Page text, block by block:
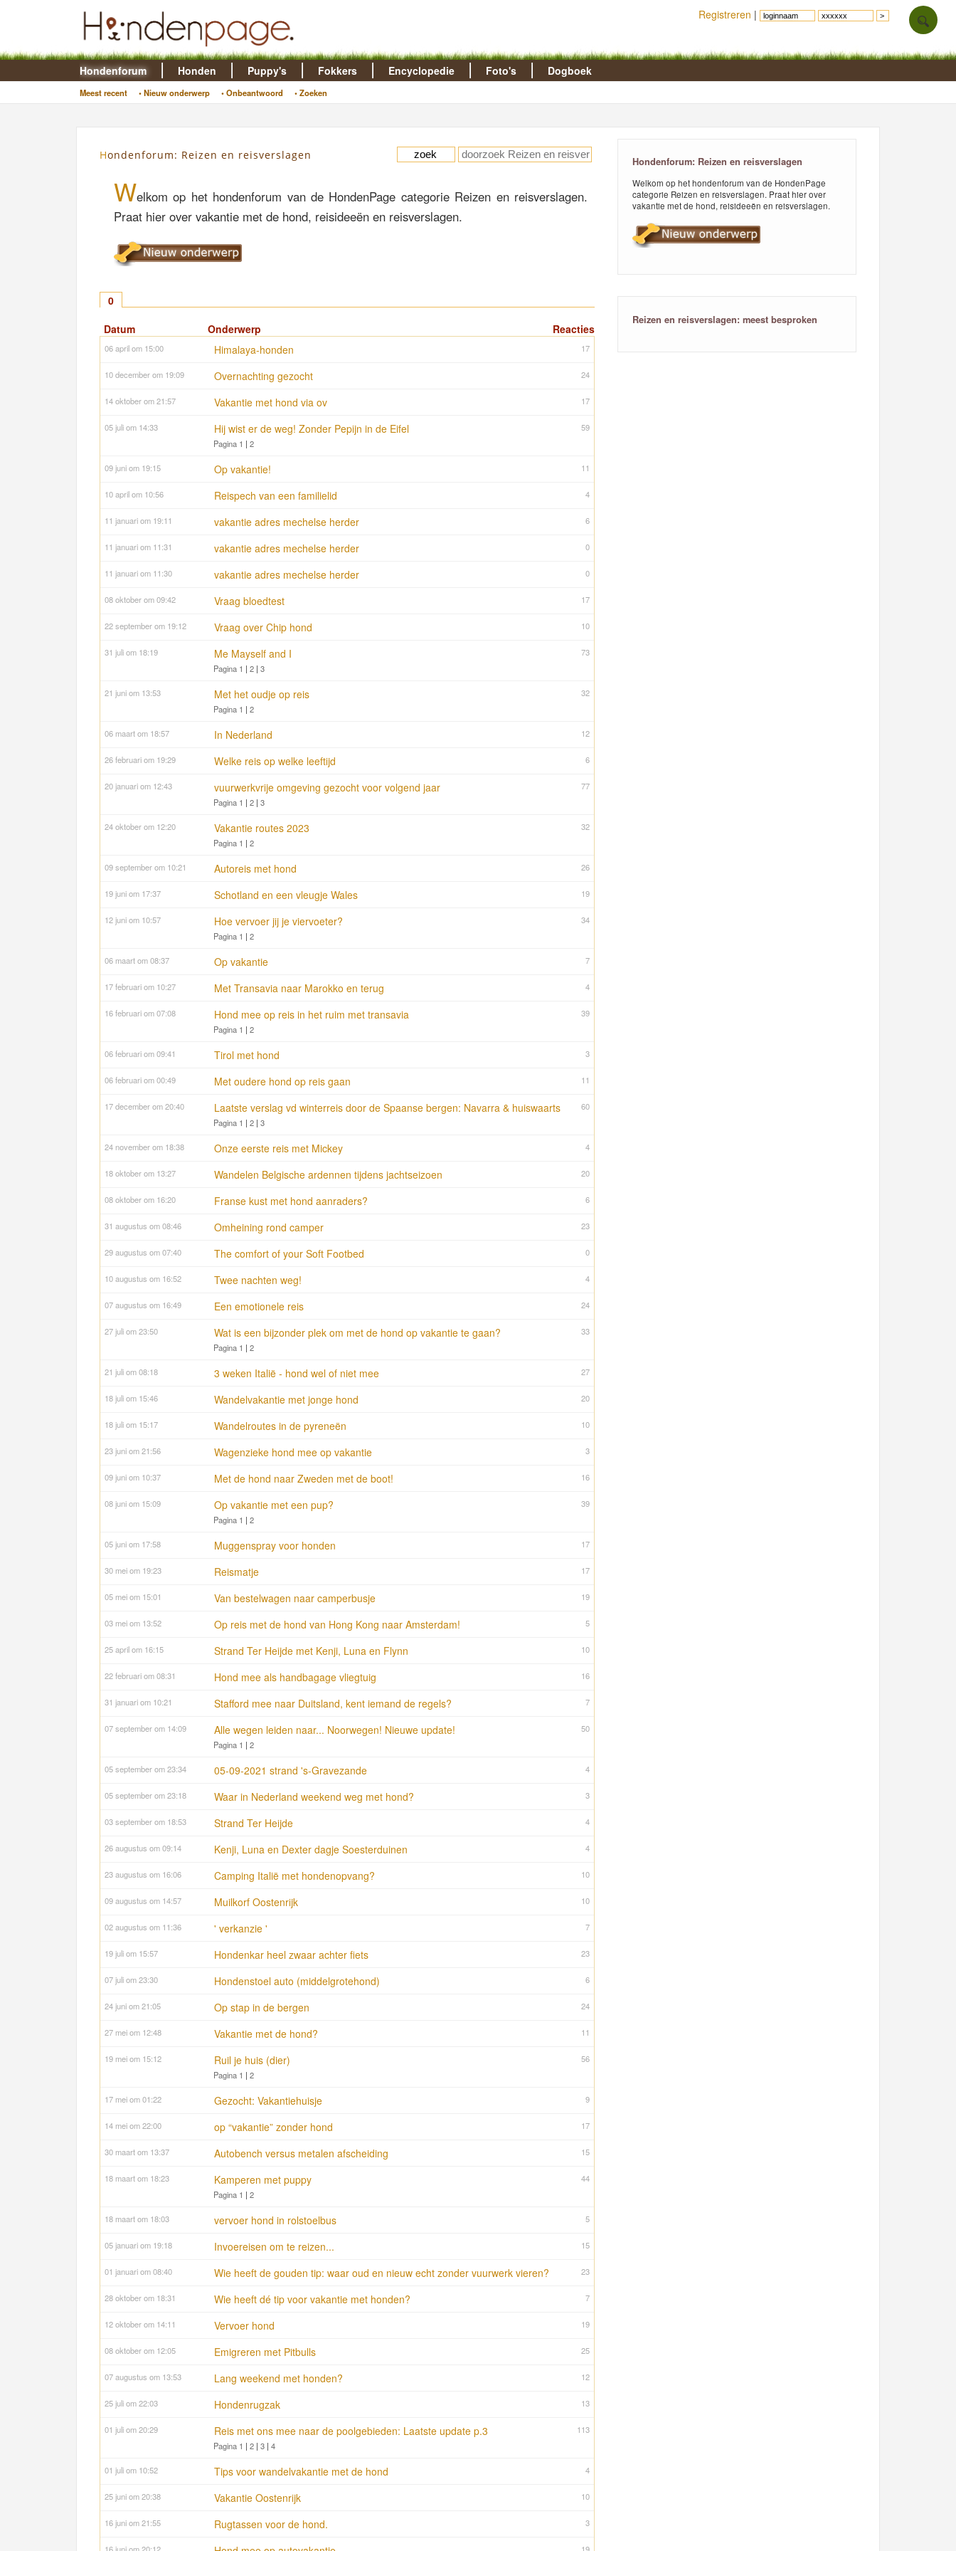
Hondenforum
Meest recent • Nieuw onderwerp • Onbeantwoord • Zoeken
Honden Puppy's Fokkers Encyclopedie Foto's Dogboek
Hondenforum: Reizen en reisverslagen
Welkom op het hondenforum van de HondenPage categorie Reizen en reisverslagen.
Praat hier over vakantie met de hond, reisideeën en reisverslagen.
0
Reacties
Datum Onderwerp
17
06 april om 15:00 Himalaya-honden
24
10 december om 19:09 Overnachting gezocht
17
14 oktober om 21:57 Vakantie met hond via ov
59
05 juli om 14:33 Hij wist er de weg! Zonder Pepijn in de Eifel
Pagina 1 | 2
11
09 juni om 19:15 Op vakantie!
4
10 april om 10:56 Reispech van een familielid
6
11 januari om 19:11 vakantie adres mechelse herder
0
11 januari om 11:31 vakantie adres mechelse herder
0
11 januari om 11:30 vakantie adres mechelse herder
17
08 oktober om 09:42 Vraag bloedtest
10
22 september om 19:12 Vraag over Chip hond
73
31 juli om 18:19 Me Mayself and I
Pagina 1 | 2 | 3
32
21 juni om 13:53 Met het oudje op reis
Pagina 1 | 2
12
06 maart om 18:57 In Nederland
6
26 februari om 19:29 Welke reis op welke leeftijd
77
20 januari om 12:43 vuurwerkvrije omgeving gezocht voor volgend jaar
Pagina 1 | 2 | 3
32
24 oktober om 12:20 Vakantie routes 2023
Pagina 1 | 2
26
09 september om 10:21 Autoreis met hond
19
19 juni om 17:37 Schotland en een vleugje Wales
34
12 juni om 10:57 Hoe vervoer jij je viervoeter?
Pagina 1 | 2
7
06 maart om 08:37 Op vakantie
4
17 februari om 10:27 Met Transavia naar Marokko en terug
39
16 februari om 07:08 Hond mee op reis in het ruim met transavia
Pagina 1 | 2
3
06 februari om 09:41 Tirol met hond
11
06 februari om 00:49 Met oudere hond op reis gaan
60
17 december om 20:40 Laatste verslag vd winterreis door de Spaanse bergen: Navarra & huiswaarts
Pagina 1 | 2 | 3
4
24 november om 18:38 Onze eerste reis met Mickey
20
18 oktober om 13:27 Wandelen Belgische ardennen tijdens jachtseizoen
6
08 oktober om 16:20 Franse kust met hond aanraders?
23
31 augustus om 08:46 Omheining rond camper
0
29 augustus om 07:40 The comfort of your Soft Footbed
4
10 augustus om 16:52 Twee nachten weg!
24
07 augustus om 16:49 Een emotionele reis
33
27 juli om 23:50 Wat is een bijzonder plek om met de hond op vakantie te gaan?
Pagina 1 | 2
27
21 juli om 08:18 3 weken Italië - hond wel of niet mee
20
18 juli om 15:46 Wandelvakantie met jonge hond
10
18 juli om 15:17 Wandelroutes in de pyreneën
3
23 juni om 21:56 Wagenzieke hond mee op vakantie
16
09 juni om 10:37 Met de hond naar Zweden met de boot!
39
08 juni om 15:09 Op vakantie met een pup?
Pagina 1 | 2
17
05 juni om 17:58 Muggenspray voor honden
17
30 mei om 19:23 Reismatje
19
05 mei om 15:01 Van bestelwagen naar camperbusje
5
03 mei om 13:52 Op reis met de hond van Hong Kong naar Amsterdam!
10
25 april om 16:15 Strand Ter Heijde met Kenji, Luna en Flynn
16
22 februari om 08:31 Hond mee als handbagage vliegtuig
7
31 januari om 10:21 Stafford mee naar Duitsland, kent iemand de regels?
50
07 september om 14:09 Alle wegen leiden naar... Noorwegen! Nieuwe update!
Pagina 1 | 2
4
05 september om 23:34 05-09-2021 strand 's-Gravezande
3
05 september om 23:18 Waar in Nederland weekend weg met hond?
4
03 september om 18:53 Strand Ter Heijde
4
26 augustus om 09:14 Kenji, Luna en Dexter dagje Soesterduinen
10
23 augustus om 16:06 Camping Italië met hondenopvang?
10
09 augustus om 14:57 Muilkorf Oostenrijk
7
02 augustus om 11:36 ' verkanzie '
23
19 juli om 15:57 Hondenkar heel zwaar achter fiets
6
07 juli om 23:30 Hondenstoel auto (middelgrotehond)
24
24 juni om 21:05 Op stap in de bergen
11
27 mei om 12:48 Vakantie met de hond?
56
19 mei om 15:12 Ruil je huis (dier)
Pagina 1 | 2
9
17 mei om 01:22 Gezocht: Vakantiehuisje
17
14 mei om 22:00 op “vakantie” zonder hond
15
30 maart om 13:37 Autobench versus metalen afscheiding
44
18 maart om 18:23 Kamperen met puppy
Pagina 1 | 2
5
18 maart om 18:03 vervoer hond in rolstoelbus
15
05 januari om 19:18 Invoereisen om te reizen...
23
01 januari om 08:40 Wie heeft de gouden tip: waar oud en nieuw echt zonder vuurwerk vieren?
7
28 oktober om 18:31 Wie heeft dé tip voor vakantie met honden?
19
12 oktober om 14:11 Vervoer hond
25
08 oktober om 12:05 Emigreren met Pitbulls
12
07 augustus om 13:53 Lang weekend met honden?
13
25 juli om 22:03 Hondenrugzak
113
01 juli om 20:29 Reis met ons mee naar de poolgebieden: Laatste update p.3
Pagina 1 | 2 | 3 | 4
4
01 juli om 10:52 Tips voor wandelvakantie met de hond
10
25 juni om 20:38 Vakantie Oostenrijk
3
16 juni om 21:55 Rugtassen voor de hond.
Hondenforum: Reizen en reisverslagen
Welkom op het hondenforum van de HondenPage
categorie Reizen en reisverslagen. Praat hier over
vakantie met de hond, reisideeën en reisverslagen.
Reizen en reisverslagen: meest besproken
Registreren |